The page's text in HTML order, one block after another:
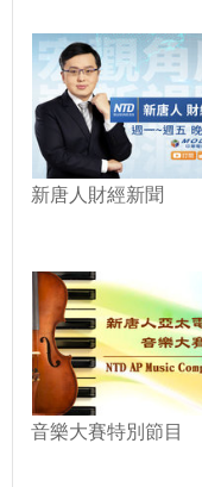
新唐人財經新聞
音樂大賽特別節目